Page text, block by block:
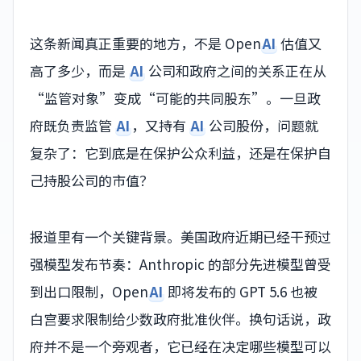
这条新闻真正重要的地方，不是 OpenAI 估值又
高了多少，而是 AI 公司和政府之间的关系正在从
“监管对象”变成“可能的共同股东”。一旦政
府既负责监管 AI ，又持有 AI 公司股份，问题就
复杂了：它到底是在保护公众利益，还是在保护自
己持股公司的市值？
报道里有一个关键背景。美国政府近期已经干预过
强模型发布节奏：Anthropic 的部分先进模型曾受
到出口限制，OpenAI 即将发布的 GPT 5.6 也被
白宫要求限制给少数政府批准伙伴。换句话说，政
府并不是一个旁观者，它已经在决定哪些模型可以